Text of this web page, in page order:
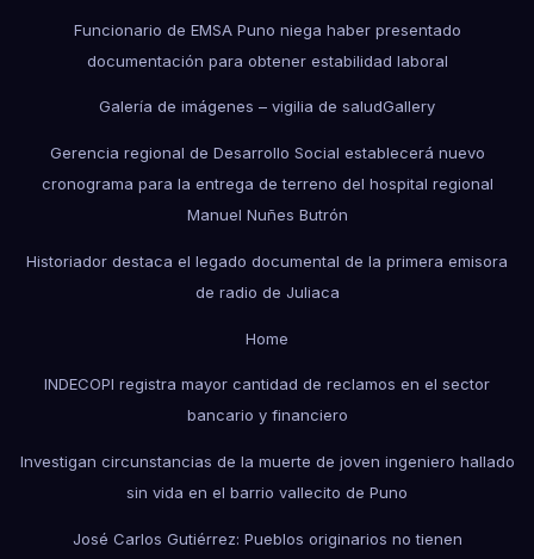
Funcionario de EMSA Puno niega haber presentado
documentación para obtener estabilidad laboral
Galería de imágenes – vigilia de saludGallery
Gerencia regional de Desarrollo Social establecerá nuevo
cronograma para la entrega de terreno del hospital regional
Manuel Nuñes Butrón
Historiador destaca el legado documental de la primera emisora
de radio de Juliaca
Home
INDECOPI registra mayor cantidad de reclamos en el sector
bancario y financiero
Investigan circunstancias de la muerte de joven ingeniero hallado
sin vida en el barrio vallecito de Puno
José Carlos Gutiérrez: Pueblos originarios no tienen